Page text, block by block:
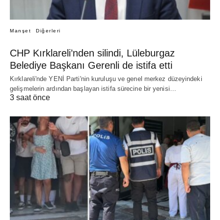
Manşet Diğerleri
CHP Kırklareli’nden silindi, Lüleburgaz
Belediye Başkanı Gerenli de istifa etti
Kırklareli'nde YENİ Parti'nin kuruluşu ve genel merkez düzeyindeki
gelişmelerin ardından başlayan istifa sürecine bir yenisi…
3 saat önce